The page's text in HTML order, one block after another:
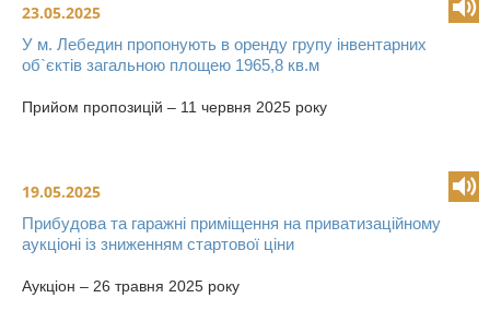
23.05.2025
У м. Лебедин пропонують в оренду групу інвентарних
об`єктів загальною площею 1965,8 кв.м
Прийом пропозицій – 11 червня 2025 року
19.05.2025
Прибудова та гаражні приміщення на приватизаційному
аукціоні із зниженням стартової ціни
Аукціон – 26 травня 2025 року